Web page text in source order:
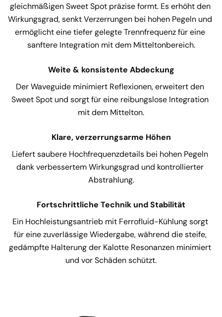
gleichmäßigen Sweet Spot präzise formt. Es erhöht den
Wirkungsgrad, senkt Verzerrungen bei hohen Pegeln und
ermöglicht eine tiefer gelegte Trennfrequenz für eine
sanftere Integration mit dem Mitteltonbereich.
Weite & konsistente Abdeckung
Der Waveguide minimiert Reflexionen, erweitert den
Sweet Spot und sorgt für eine reibungslose Integration
mit dem Mittelton.
Klare, verzerrungsarme Höhen
Liefert saubere Hochfrequenzdetails bei hohen Pegeln
dank verbessertem Wirkungsgrad und kontrollierter
Abstrahlung.
Fortschrittliche Technik und Stabilität
Ein Hochleistungsantrieb mit Ferrofluid-Kühlung sorgt
für eine zuverlässige Wiedergabe, während die steife,
gedämpfte Halterung der Kalotte Resonanzen minimiert
und vor Schäden schützt.